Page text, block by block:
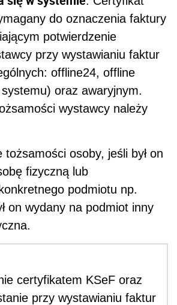
do oznaczenia faktury
potwierdzenie
przy wystawianiu faktur
offline24, offline
oraz awaryjnym.
wystawcy należy
tożsamości osoby, jeśli był on
fizyczną lub
podmiotu np.
on wydany na podmiot inny
certyfikatem KSeF oraz
przy wystawianiu faktur